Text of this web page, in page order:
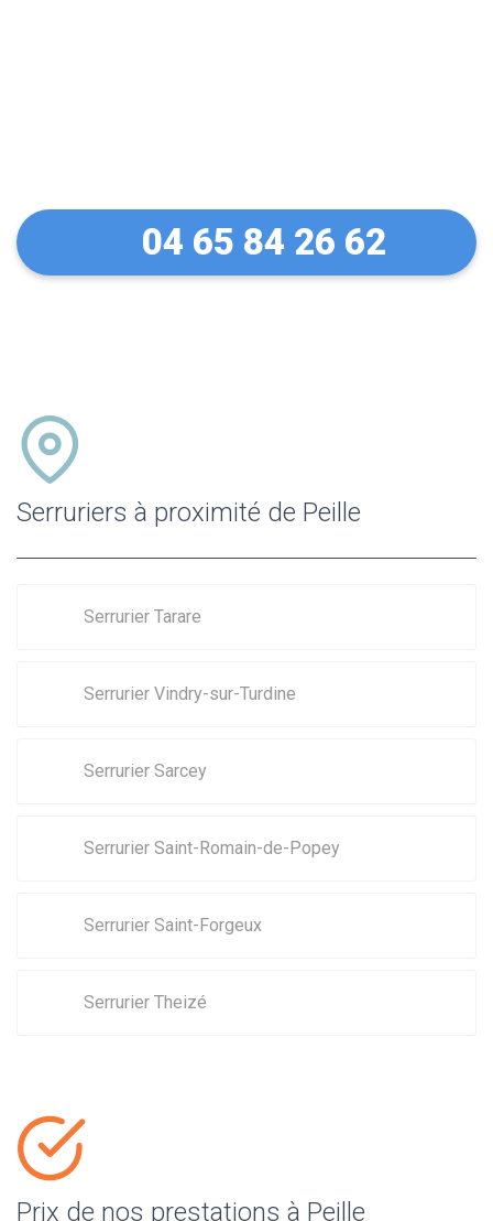
04 65 84 26 62
Serruriers à proximité de Peille
Serrurier Tarare
Serrurier Vindry-sur-Turdine
Serrurier Sarcey
Serrurier Saint-Romain-de-Popey
Serrurier Saint-Forgeux
Serrurier Theizé
Prix de nos prestations à Peille